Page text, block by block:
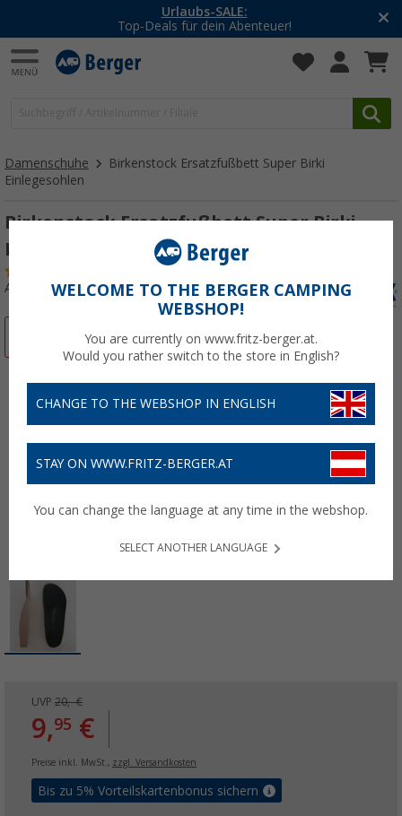
-20% auf Kleidung und Schuhe
Mit dem Aktionscode20SSV
Damenschuhe
Birkenstock Ersatzfußbett Super Birki
Einlegesohlen
Birkenstock Ersatzfußbett Super Birki
Einlegesohlen
Art.-Nr.: 50709035
UVP 20,- €
9,95 €
Preise inkl. MwSt., zzgl. Versandkosten
Bis zu 5% Vorteilskartenbonus sichern
WELCOME TO THE BERGER CAMPING
WEBSHOP!
You are currently on www.fritz-berger.at.
Would you rather switch to the store in English?
CHANGE TO THE WEBSHOP IN ENGLISH
STAY ON WWW.FRITZ-BERGER.AT
You can change the language at any time in the webshop.
SELECT ANOTHER LANGUAGE